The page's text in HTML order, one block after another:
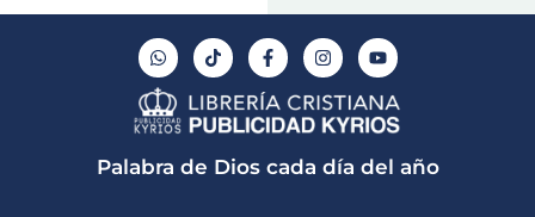
W
h
a
t
s
a
p
T
i
k
t
o
k
F
a
c
e
b
o
k
I
n
s
t
a
g
a
Y
o
u
t
u
b
Palabra de Dios cada día del año